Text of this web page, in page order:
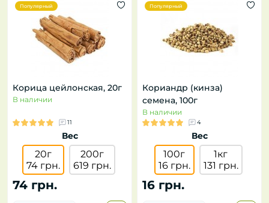
Популярный
Корица цейлонская, 20г
В наличии
11
Вес
20г
74 грн.
200г
619 грн.
74 грн.
Популярный
Кориандр (кинза)
семена, 100г
В наличии
4
Вес
100г
16 грн.
1кг
131 грн.
16 грн.